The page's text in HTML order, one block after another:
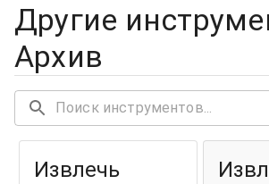
Другие
Архив
Извлечь